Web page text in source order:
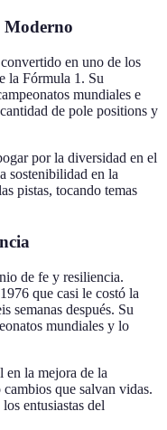
Moderno
en uno de los
la Fórmula 1. Su
mundiales e
de pole positions y
por la diversidad en el
sostenibilidad en la
pistas, tocando temas
de fe y resiliencia.
que casi le costó la
semanas después. Su
mundiales y lo
en la mejora de la
que salvan vidas.
entusiastas del